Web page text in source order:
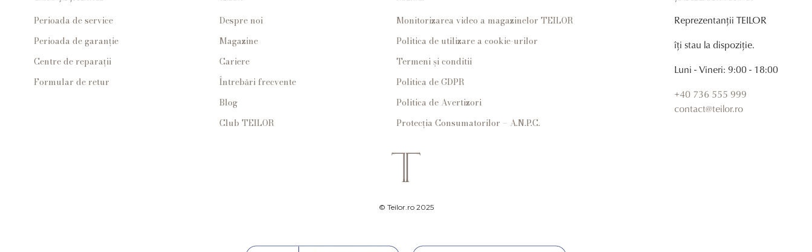
Perioada de service
Perioada de garanție
Centre de reparații
Formular de retur
Despre noi
Magazine
Cariere
Întrebări frecvente
Blog
Club TEILOR
Monitorizarea video a magazinelor TEILOR
Politica de utilizare a cookie-urilor
Termeni și conditii
Politica de GDPR
Politica de Avertizori
Protecția Consumatorilor – A.N.P.C.
Reprezentanții TEILOR
îți stau la dispoziție.
Luni - Vineri: 9:00 - 18:00
+40 736 555 999
contact@teilor.ro
© Teilor.ro 2025